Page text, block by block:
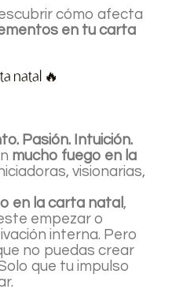
cómo afecta
en tu carta
natal 🔥
Pasión. Intuición.
mucho fuego en la
visionarias,
en la carta natal ,
empezar o
interna. Pero
no puedas crear
que tu impulso